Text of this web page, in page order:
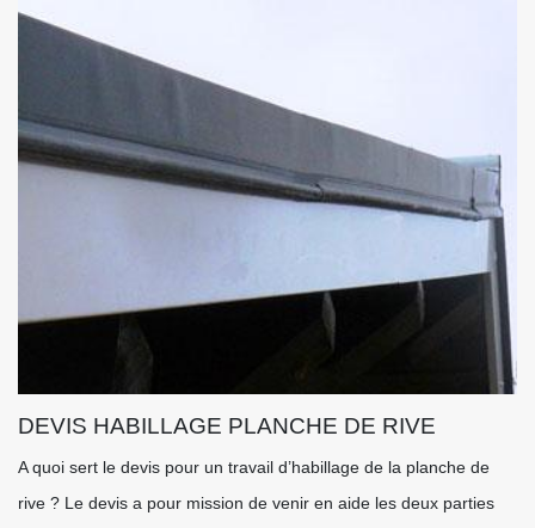
DEVIS HABILLAGE PLANCHE DE RIVE
A quoi sert le devis pour un travail d’habillage de la planche de
rive ? Le devis a pour mission de venir en aide les deux parties